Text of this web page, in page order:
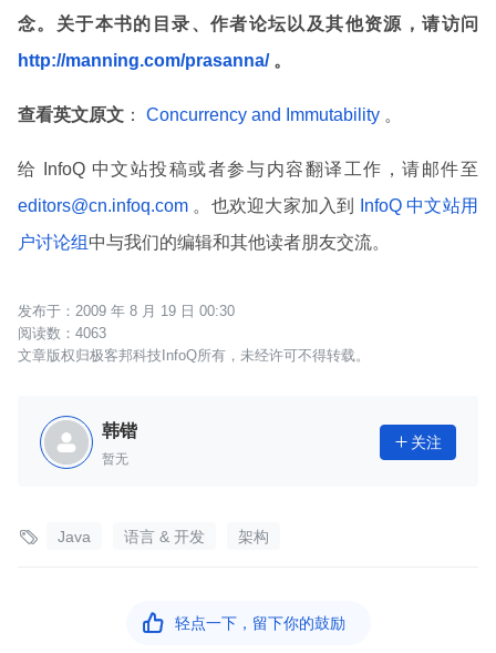
念。关于本书的目录、作者论坛以及其他资源，请访问
http://manning.com/prasanna/ 。
查看英文原文 ： Concurrency and Immutability 。
给 InfoQ 中文站投稿或者参与内容翻译工作，请邮件至
editors@cn.infoq.com 。也欢迎大家加入到
InfoQ 中文站用
户讨论组 中与我们的编辑和其他读者朋友交流。
2009 年 8 月 19 日 00:30
4063
文章版权归极客邦科技InfoQ所有，未经许可不得转载。
韩锴
暂无
 关注
 Java 语言 & 开发 架构
 轻点一下，留下你的鼓励